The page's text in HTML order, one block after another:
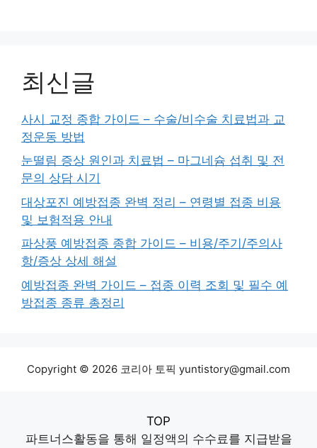
최신글
사시 교정 종합 가이드 – 수술/비수술 치료법과 교
정운동 방법
눈떨림 증상 원인과 치료법 – 마그네슘 섭취 및 전
문의 상담 시기
대상포진 예방접종 완벽 정리 – 연령별 접종 비용
및 보험적용 안내
파상풍 예방접종 종합 가이드 – 비용/주기/주의사
항/증상 상세 해설
예방접종 완벽 가이드 – 접종 이력 조회 및 필수 예
방접종 종류 총정리
Copyright © 2026 코리아 토픽 yuntistory@gmail.com
TOP
파트너스활동을 통해 일정액의 수수료를 지급받을